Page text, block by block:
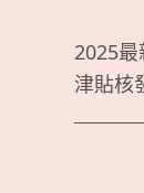
2025
津貼核